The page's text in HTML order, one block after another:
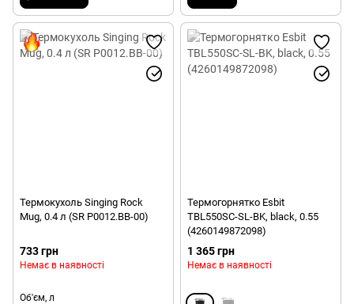
Термокухоль Singing Rock
Mug, 0.4 л (SR P0012.BB-00)
733 грн
Немає в наявності
Об'єм, л
Термогорнятко Esbit
TBL550SC-SL-BK, black, 0.55
(4260149872098)
1 365 грн
Немає в наявності